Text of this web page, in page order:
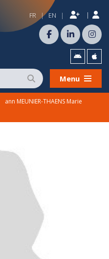
FR | EN | |
Menu
ann MEUNIER-THAENS Marie